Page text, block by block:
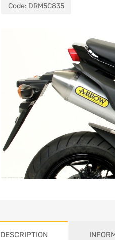
Code: DRM5C835
DESCRIPTION